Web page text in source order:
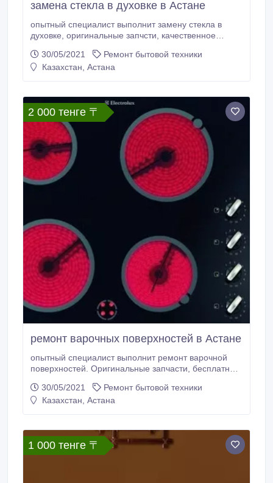
замена стекла в духовке в Астане
опытный специалист выполнит замену стекла в
духовке, оригинальные запчсти, качественное
30/05/2021
Ремонт бытовой техники
Казахстан, Астана
2 000 тенге 〒
ремонт варочных поверхностей в Астане
опытный специалист выполнит ремонт варочной
поверхностей. Оригинальные запчасти, бесплатная
30/05/2021
Ремонт бытовой техники
Казахстан, Астана
1 000 тенге 〒